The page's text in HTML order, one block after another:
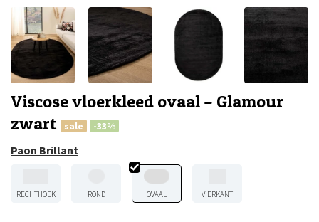
Viscose vloerkleed ovaal – Glamour
zwart
sale -33%
Paon Brillant
RECHTHOEK ROND OVAAL VIERKANT